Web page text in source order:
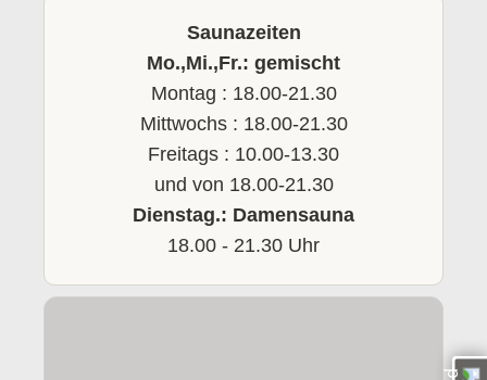
Saunazeiten
Mo.,Mi.,Fr.: gemischt
Montag : 18.00-21.30
Mittwochs : 18.00-21.30
Freitags : 10.00-13.30
und von 18.00-21.30
Dienstag.: Damensauna
18.00 - 21.30 Uhr